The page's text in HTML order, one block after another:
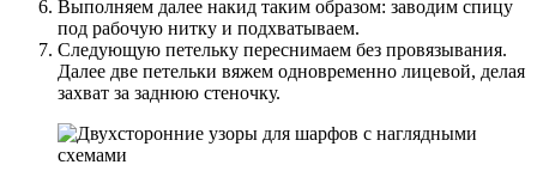
Выполняем далее накид таким образом: заводим спицу
под рабочую нитку и подхватываем.
Следующую петельку переснимаем без провязывания.
Далее две петельки вяжем одновременно лицевой, делая
захват за заднюю стеночку.